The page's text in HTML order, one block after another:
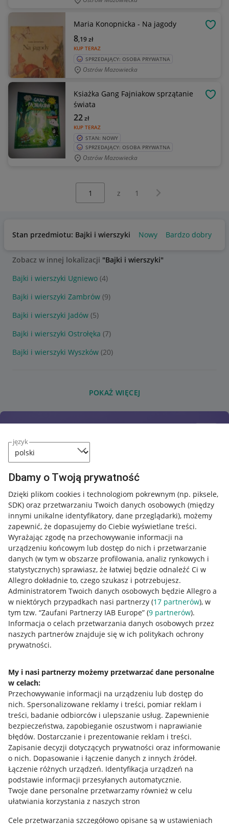
język
Dbamy o Twoją prywatność
Dzięki plikom cookies i technologiom pokrewnym (np. piksele,
SDK) oraz przetwarzaniu Twoich danych osobowych (między
innymi unikalne identyfikatory, dane przeglądarki), możemy
zapewnić, że dopasujemy do Ciebie wyświetlane treści.
Wyrażając zgodę na przechowywanie informacji na
urządzeniu końcowym lub dostęp do nich i przetwarzanie
danych (w tym w obszarze profilowania, analiz rynkowych i
statystycznych) sprawiasz, że łatwiej będzie odnaleźć Ci w
Allegro dokładnie to, czego szukasz i potrzebujesz.
Administratorem Twoich danych osobowych będzie Allegro a
w niektórych przypadkach nasi partnerzy (17 partnerów), w
tym tzw. “Zaufani Partnerzy IAB Europe” (9 partnerów).
Informacja o celach przetwarzania danych osobowych przez
naszych partnerów znajduje się w ich politykach ochrony
prywatności.
My i nasi partnerzy możemy przetwarzać dane personalne
w celach:
Przechowywanie informacji na urządzeniu lub dostęp do
nich. Spersonalizowane reklamy i treści, pomiar reklam i
treści, badanie odbiorców i ulepszanie usług. Zapewnienie
bezpieczeństwa, zapobieganie oszustwom i naprawianie
błędów. Dostarczanie i prezentowanie reklam i treści.
Zapisanie decyzji dotyczących prywatności oraz informowanie
o nich. Dopasowanie i łączenie danych z innych źródeł.
Łączenie różnych urządzeń. Identyfikacja urządzeń na
podstawie informacji przesyłanych automatycznie.
Twoje dane personalne przetwarzamy również w celu
ułatwiania korzystania z naszych stron
Cele przetwarzania szczegółowo opisane są w ustawieniach
Maria Konopnicka - Na jagody
KUP TERAZ
8,19zł
SPRZEDAJĄCY: OSOBA PRYWATNA
Ostrów Mazowiecka
Ksiażka Gang Fajniakow sprzątanie
świata
KUP TERAZ
22zł
STAN: NOWY
SPRZEDAJĄCY: OSOBA PRYWATNA
Ostrów Mazowiecka
z 1 Następna strona
Stan przedmiotu: Bajki i wierszyki Nowy Bardzo dobry
Zobacz w innej lokalizacji "Bajki i wierszyki"
Bajki i wierszyki Ugniewo (4)
Bajki i wierszyki Zambrów (9)
Bajki i wierszyki Jadów (5)
Bajki i wierszyki Ostrołęka (7)
Bajki i wierszyki Wyszków (20)
POKAŻ WIĘCEJ
Przydatne informacje
Jak to działa
Allegro Gadane dla sprzedających
Allegro Gadane dla kupujących
Mapa miejscowości
Informacje prawne
Regulamin
Polityka plików "cookies"
Ustawienia plików "cookies"
Udostępnianie lokalizacji